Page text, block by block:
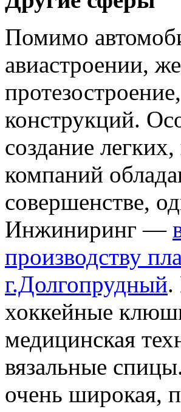
Помимо
авиастроении,
конструкций.
создание
компаний
совершенстве,
Инжиниринг —
производству
г.Долгопрудный.
хоккейные
медицинская
вязальные
очень широкая,